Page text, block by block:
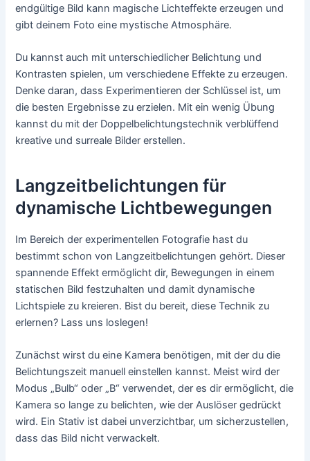
endgültige Bild kann magische Lichteffekte erzeugen und
gibt deinem Foto eine mystische Atmosphäre.
Du kannst auch mit unterschiedlicher Belichtung und
Kontrasten spielen, um verschiedene Effekte zu erzeugen.
Denke daran, dass Experimentieren der Schlüssel ist, um
die besten Ergebnisse zu erzielen. Mit ein wenig Übung
kannst du mit der Doppelbelichtungstechnik verblüffend
kreative und surreale Bilder erstellen.
Langzeitbelichtungen für
dynamische Lichtbewegungen
Im Bereich der experimentellen Fotografie hast du
bestimmt schon von Langzeitbelichtungen gehört. Dieser
spannende Effekt ermöglicht dir, Bewegungen in einem
statischen Bild festzuhalten und damit dynamische
Lichtspiele zu kreieren. Bist du bereit, diese Technik zu
erlernen? Lass uns loslegen!
Zunächst wirst du eine Kamera benötigen, mit der du die
Belichtungszeit manuell einstellen kannst. Meist wird der
Modus „Bulb“ oder „B“ verwendet, der es dir ermöglicht, die
Kamera so lange zu belichten, wie der Auslöser gedrückt
wird. Ein Stativ ist dabei unverzichtbar, um sicherzustellen,
dass das Bild nicht verwackelt.